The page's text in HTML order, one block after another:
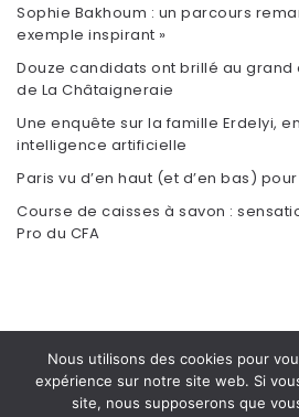
Sophie Bakhoum : un parcours
exemple inspirant »
Douze candidats ont brillé au grand
de La Châtaigneraie
Une enquête sur la famille Erdelyi,
intelligence artificielle
Paris vu d’en haut (et d’en bas) pour
Course de caisses à savon :
Pro du CFA
Nous utilisons des cookies pour
expérience sur notre site web. Si
site, nous supposerons que